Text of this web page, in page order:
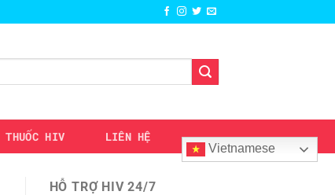
THUỐC HIV LIÊN HỆ
Vietnamese
HỖ TRỢ HIV 24/7